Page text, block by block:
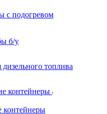
с подогревом
б/у
топлива
контейнеры
контейнеры